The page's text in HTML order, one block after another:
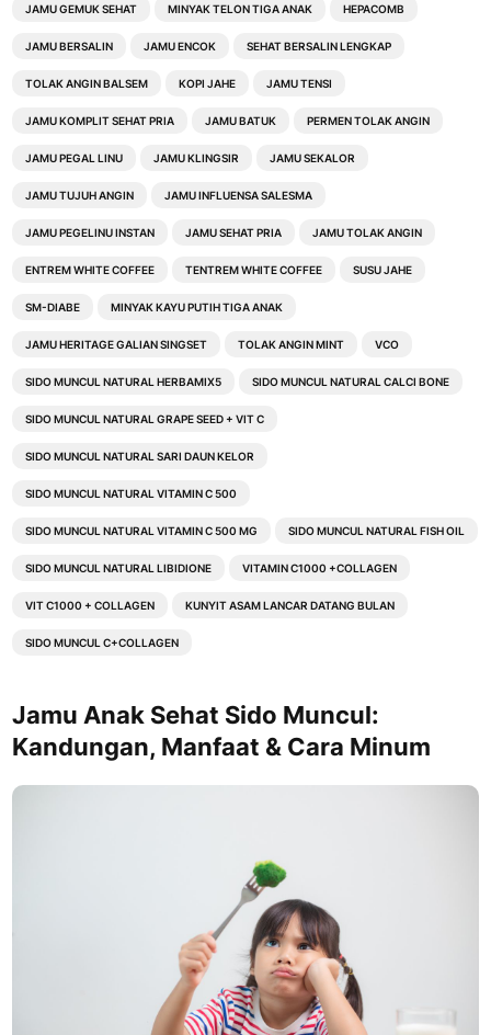
JAMU GEMUK SEHAT MINYAK TELON TIGA ANAK HEPACOMB
JAMU BERSALIN JAMU ENCOK SEHAT BERSALIN LENGKAP
TOLAK ANGIN BALSEM KOPI JAHE JAMU TENSI
JAMU KOMPLIT SEHAT PRIA JAMU BATUK PERMEN TOLAK ANGIN
JAMU PEGAL LINU JAMU KLINGSIR JAMU SEKALOR
JAMU TUJUH ANGIN JAMU INFLUENSA SALESMA
JAMU PEGELINU INSTAN JAMU SEHAT PRIA JAMU TOLAK ANGIN
ENTREM WHITE COFFEE TENTREM WHITE COFFEE SUSU JAHE
SM-DIABE MINYAK KAYU PUTIH TIGA ANAK
JAMU HERITAGE GALIAN SINGSET TOLAK ANGIN MINT VCO
SIDO MUNCUL NATURAL HERBAMIX5 SIDO MUNCUL NATURAL CALCI BONE
SIDO MUNCUL NATURAL GRAPE SEED + VIT C
SIDO MUNCUL NATURAL SARI DAUN KELOR
SIDO MUNCUL NATURAL VITAMIN C 500
SIDO MUNCUL NATURAL VITAMIN C 500 MG SIDO MUNCUL NATURAL FISH OIL
SIDO MUNCUL NATURAL LIBIDIONE VITAMIN C1000 +COLLAGEN
VIT C1000 + COLLAGEN KUNYIT ASAM LANCAR DATANG BULAN
SIDO MUNCUL C+COLLAGEN
Jamu Anak Sehat Sido Muncul:
Kandungan, Manfaat & Cara Minum